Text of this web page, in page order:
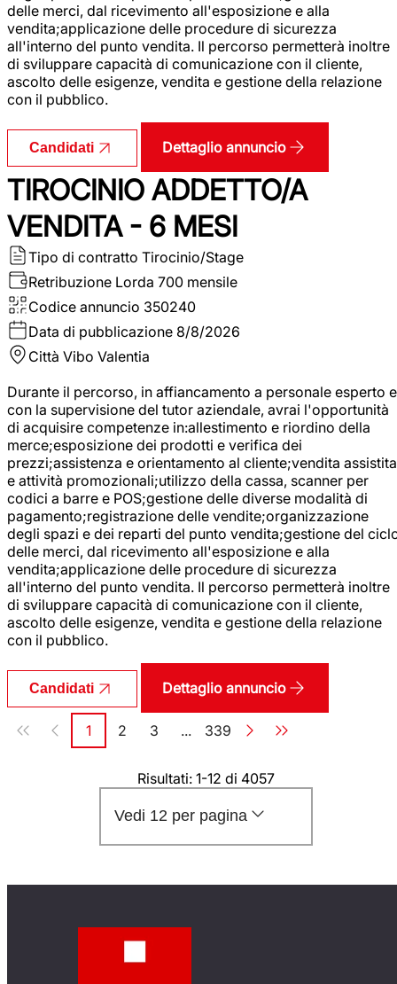
delle merci, dal ricevimento all'esposizione e alla
vendita;applicazione delle procedure di sicurezza
all'interno del punto vendita. Il percorso permetterà inoltre
di sviluppare capacità di comunicazione con il cliente,
ascolto delle esigenze, vendita e gestione della relazione
con il pubblico.
Candidati Dettaglio annuncio
TIROCINIO ADDETTO/A
VENDITA - 6 MESI
Tipo di contratto Tirocinio/Stage
Retribuzione Lorda 700 mensile
Codice annuncio 350240
Data di pubblicazione 8/8/2026
Città Vibo Valentia
Durante il percorso, in affiancamento a personale esperto e
con la supervisione del tutor aziendale, avrai l'opportunità
di acquisire competenze in:allestimento e riordino della
merce;esposizione dei prodotti e verifica dei
prezzi;assistenza e orientamento al cliente;vendita assistita
e attività promozionali;utilizzo della cassa, scanner per
codici a barre e POS;gestione delle diverse modalità di
pagamento;registrazione delle vendite;organizzazione
degli spazi e dei reparti del punto vendita;gestione del
delle merci, dal ricevimento all'esposizione e alla
vendita;applicazione delle procedure di sicurezza
all'interno del punto vendita. Il percorso permetterà inoltre
di sviluppare capacità di comunicazione con il cliente,
ascolto delle esigenze, vendita e gestione della relazione
con il pubblico.
Candidati Dettaglio annuncio
Paginazione
Pagina
1 Pagina
2 Pagina
3 ... Pagina
339
Risultati: 1-12 di 4057
Vedi 12 per pagina